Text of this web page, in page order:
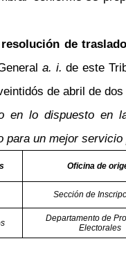
de
a. i. de este
de abril de
en lo dispuesto en
para un mejor
Oficina de
Sección de
Departamento de
Electorales